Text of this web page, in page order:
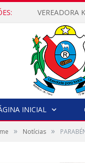
INICIAL
» Notícias »